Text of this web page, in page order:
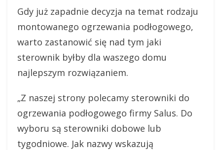
Gdy już zapadnie decyzja na temat rodzaju
montowanego ogrzewania podłogowego,
warto zastanowić się nad tym jaki
sterownik byłby dla waszego domu
najlepszym rozwiązaniem.
„Z naszej strony polecamy sterowniki do
ogrzewania podłogowego firmy Salus. Do
wyboru są sterowniki dobowe lub
tygodniowe. Jak nazwy wskazują